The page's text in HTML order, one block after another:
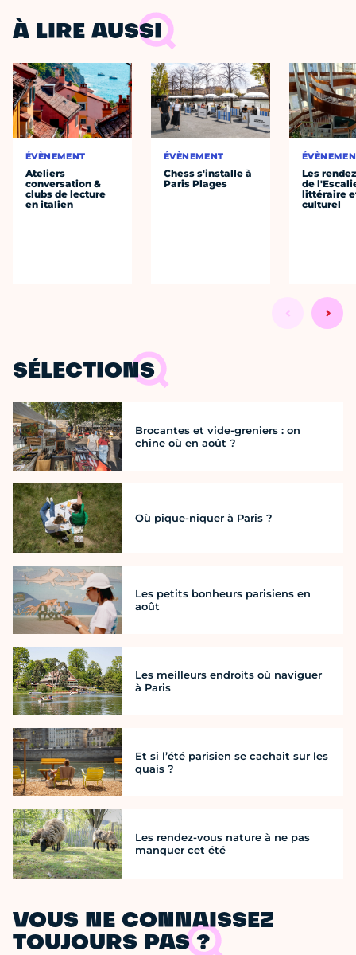
À LIRE AUSSI
ÉVÈNEMENT
Ateliers
conversation &
clubs de lecture
en italien
ÉVÈNEMENT
Chess s'installe à
Paris Plages
Les
de
littéraire
culturel
SÉLECTIONS
Brocantes et vide-greniers : on
chine où en août ?
Où pique-niquer à Paris ?
Les petits bonheurs parisiens en
août
Les meilleurs endroits où naviguer
à Paris
Et si l’été parisien se cachait sur les
quais ?
Les rendez-vous nature à ne pas
manquer cet été
VOUS NE CONNAISSEZ
TOUJOURS PAS ?